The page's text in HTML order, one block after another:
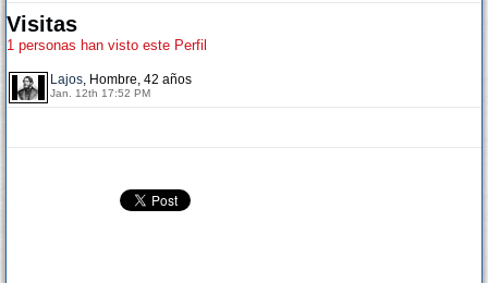
Visitas
1 personas han visto este Perfil
Lajos, Hombre, 42 años
Jan. 12th 17:52 PM